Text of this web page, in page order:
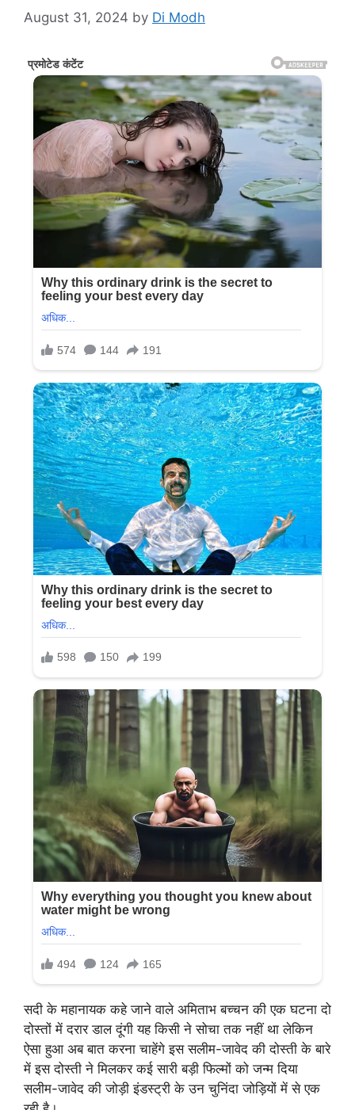
August 31, 2024 by Di Modh
सदी के महानायक कहे जाने वाले अमिताभ बच्चन की एक घटना दो
दोस्तों में दरार डाल दूंगी यह किसी ने सोचा तक नहीं था लेकिन
ऐसा हुआ अब बात करना चाहेंगे इस सलीम-जावेद की दोस्ती के बारे
में इस दोस्ती ने मिलकर कई सारी बड़ी फिल्मों को जन्म दिया
सलीम-जावेद की जोड़ी इंडस्ट्री के उन चुनिंदा जोड़ियों में से एक